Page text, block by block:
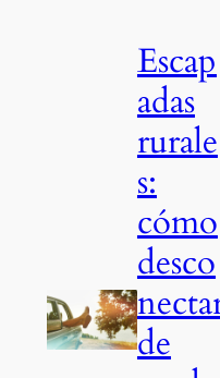
Escap
adas
rurale
s:
cómo
desco
de